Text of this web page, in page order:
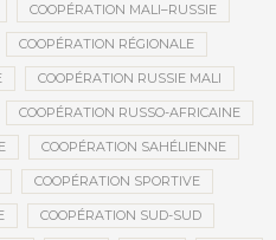
COOPÉRATION MALI–RUSSIE
COOPÉRATION RÉGIONALE
COOPÉRATION RUSSIE MALI
COOPÉRATION RUSSO-AFRICAINE
COOPÉRATION SAHÉLIENNE
COOPÉRATION SPORTIVE
COOPÉRATION SUD-SUD